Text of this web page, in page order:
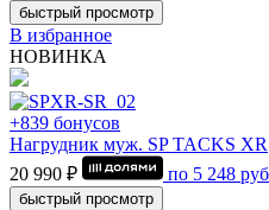
быстрый просмотр
В избранное
НОВИНКА
+839 бонусов
Нагрудник муж. SP TACKS XR
20 990 ₽
по 5 248
быстрый просмотр